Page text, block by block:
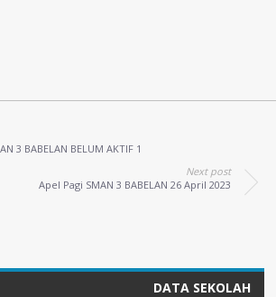
3 BABELAN BELUM AKTIF 1
Next post
Apel Pagi SMAN 3 BABELAN 26 April 2023
DATA SEKOLAH